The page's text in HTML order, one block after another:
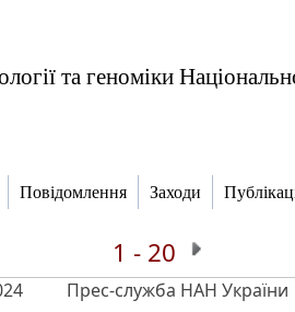
та геноміки
Повідомлення Заходи
1 - 20
Прес-служба НАН України